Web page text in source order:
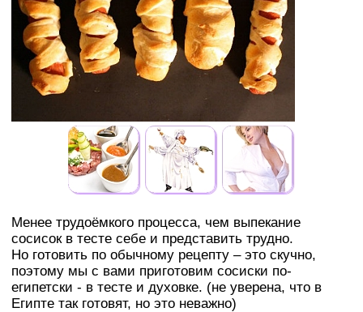
Менее трудоёмкого процесса, чем выпекание
сосисок в тесте себе и представить трудно.
Но готовить по обычному рецепту – это скучно,
поэтому мы с вами приготовим сосиски по-
египетски - в тесте и духовке. (не уверена, что в
Египте так готовят, но это неважно)